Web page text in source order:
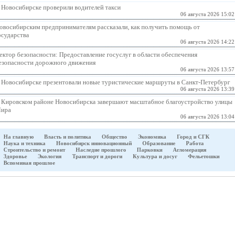
проверили водителей такси
06 августа 2026 15:02
предпринимателям рассказали, как получить помощь от
06 августа 2026 14:22
безопасности: Предоставление госуслуг в области обеспечения
дорожного движения
06 августа 2026 13:57
презентовали новые туристические маршруты в Санкт-Петербург
06 августа 2026 13:39
районе Новосибирска завершают масштабное благоустройство улицы
06 августа 2026 13:04
На главную Власть и политика Общество Экономика
Город и СГК
Наука и техника
Новосибирск инновационный Образование
Работа
Строительство и ремонт
Наследие прошлого Парковки
Агломерация
Здоровье
Экология Транспорт и дороги Культура и досуг
Фельетошки
Вспоминая прошлое